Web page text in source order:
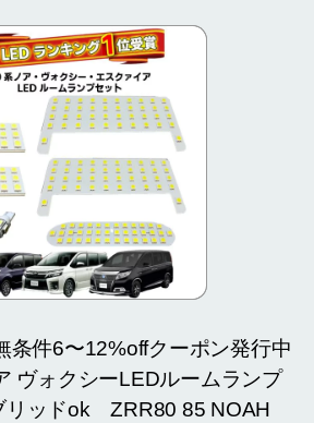
条件6〜12%offクーポン発行中
ヴォクシーLEDルームランプ
リッドok ZRR80 85 NOAH